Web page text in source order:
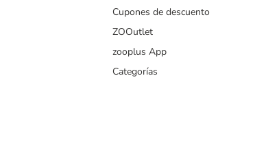
Cupones de descuento
ZOOutlet
zooplus App
Categorías